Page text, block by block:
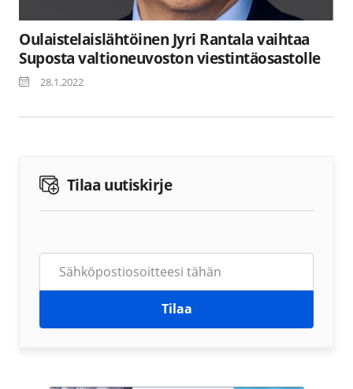
Oulaistelaislähtöinen Jyri Rantala vaihtaa
Suposta valtioneuvoston viestintäosastolle
28.1.2022
Tilaa uutiskirje
Tilaa